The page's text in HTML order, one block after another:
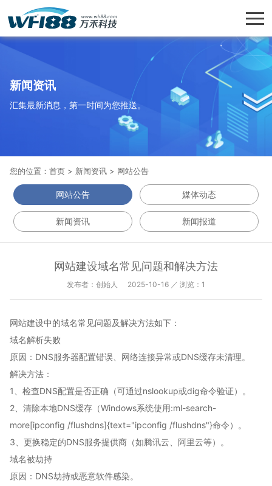
新闻资讯
汇集最新消息，第一时间为您推送。
您的位置： 首页> 新闻资讯> 网站公告
网站公告 媒体动态
新闻资讯 新闻报道
网站建设域名常见问题和解决方法
发布者：创始人 2025-10-16 ／ 浏览：1
网站建设中的域名常见问题及解决方法如下：
域名解析失败
原因‌：DNS服务器配置错误、网络连接异常或DNS缓存未清理。
解决方法‌：
1、检查DNS配置是否正确（可通过nslookup或dig命令验证）。
2、清除本地DNS缓存（Windows系统使用:ml-search-
more[ipconfig /flushdns]{text="ipconfig /flushdns"}命令）。
3、更换稳定的DNS服务提供商（如腾讯云、阿里云等）。
域名被劫持
原因‌：DNS劫持或恶意软件感染。